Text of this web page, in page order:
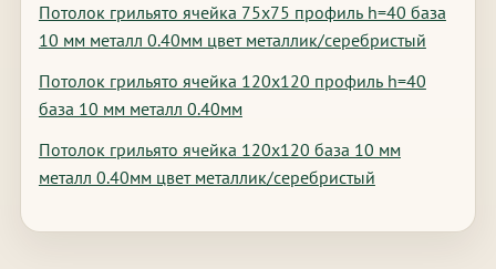
Потолок грильято ячейка 75х75 профиль h=40 база
10 мм металл 0.40мм цвет металлик/серебристый
Потолок грильято ячейка 120х120 профиль h=40
база 10 мм металл 0.40мм
Потолок грильято ячейка 120х120 база 10 мм
металл 0.40мм цвет металлик/серебристый